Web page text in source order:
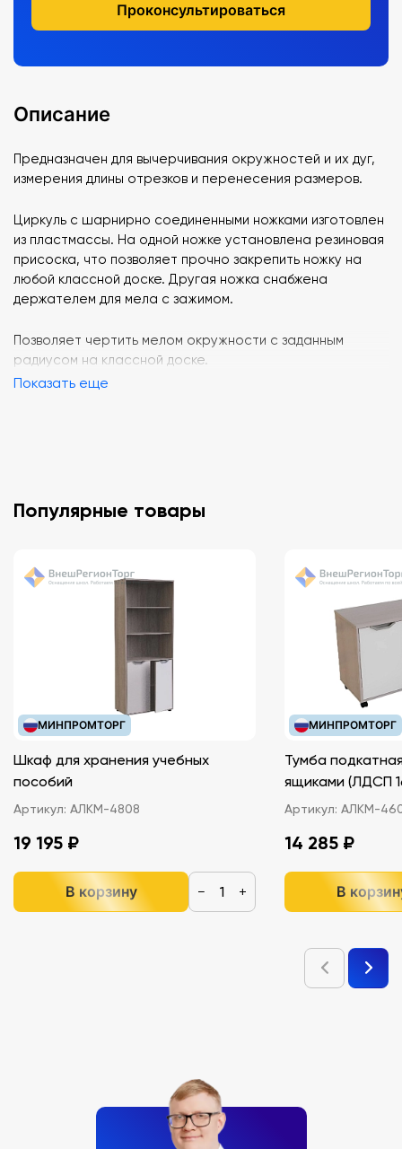
Проконсультироваться
Описание
Предназначен для вычерчивания окружностей и их дуг,
измерения длины отрезков и перенесения размеров.
Циркуль с шарнирно соединенными ножками изготовлен
из пластмассы. На одной ножке установлена резиновая
присоска, что позволяет прочно закрепить ножку на
любой классной доске. Другая ножка снабжена
держателем для мела с зажимом.
Позволяет чертить мелом окружности с заданным
радиусом на классной доске.
Показать еще
Популярные товары
МИНПРОМТОРГ
Шкаф для хранения учебных
пособий
Артикул: АЛКМ-4808
19 195 ₽
В корзину − +
МИНПРОМТОРГ
Тумба
ящиками
Артикул: АЛКМ-
14 285 ₽
В